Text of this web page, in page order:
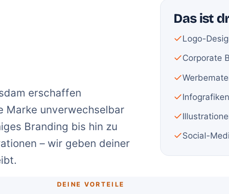
erschaffen
Marke unverwechselbar
Branding bis hin zu
– wir geben deiner
Das ist
Logo-
Corporate
Infografiken
Social-
DEINE VORTEILE